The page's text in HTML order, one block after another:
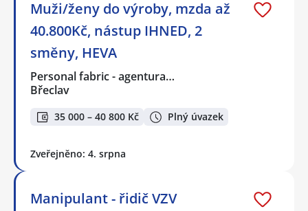
Muži/ženy do výroby, mzda až
40.800Kč, nástup IHNED, 2
směny, HEVA
Personal fabric - agentura…
Břeclav
35 000 – 40 800 Kč Plný úvazek
Zveřejněno: 4. srpna
Manipulant - řidič VZV